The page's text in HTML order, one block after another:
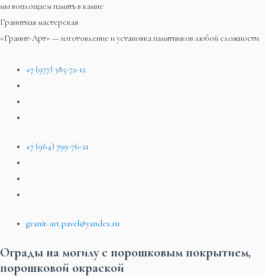
мы воплощаем память в камне
Гранитная мастерская
«Гранит-Арт» — изготовление и установка памятников любой сложности
+7 (977) 385-72-12
+7 (964) 799-76-21
granit-art.pavel@yandex.ru
Ограды на могилу с порошковым покрытием,
порошковой окраской